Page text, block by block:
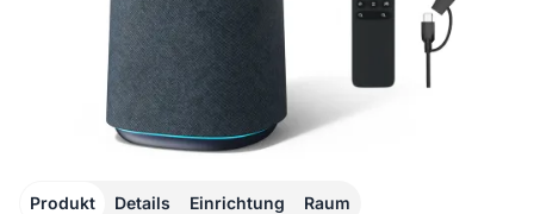
Produkt Details Einrichtung Raum